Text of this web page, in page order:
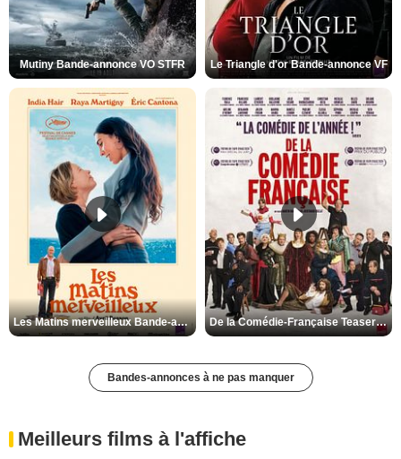
Mutiny Bande-annonce VO STFR Le Triangle d'or Bande-annonce VF
Les Matins merveilleux Bande-annonce VF De la Comédie-Française Teaser VF
Bandes-annonces à ne pas manquer
Meilleurs films à l'affiche